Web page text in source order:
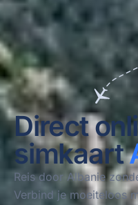
Direct
simkaart
Reis door Albanie
Verbind je moeiteloos